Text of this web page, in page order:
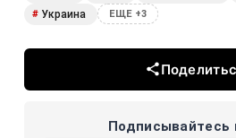
# Украина ЕЩЕ +3
Подписывайтесь